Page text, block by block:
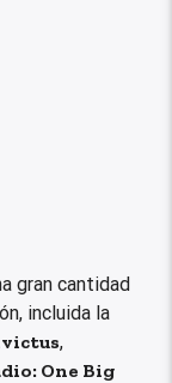
gran cantidad
incluida la
,
One Big